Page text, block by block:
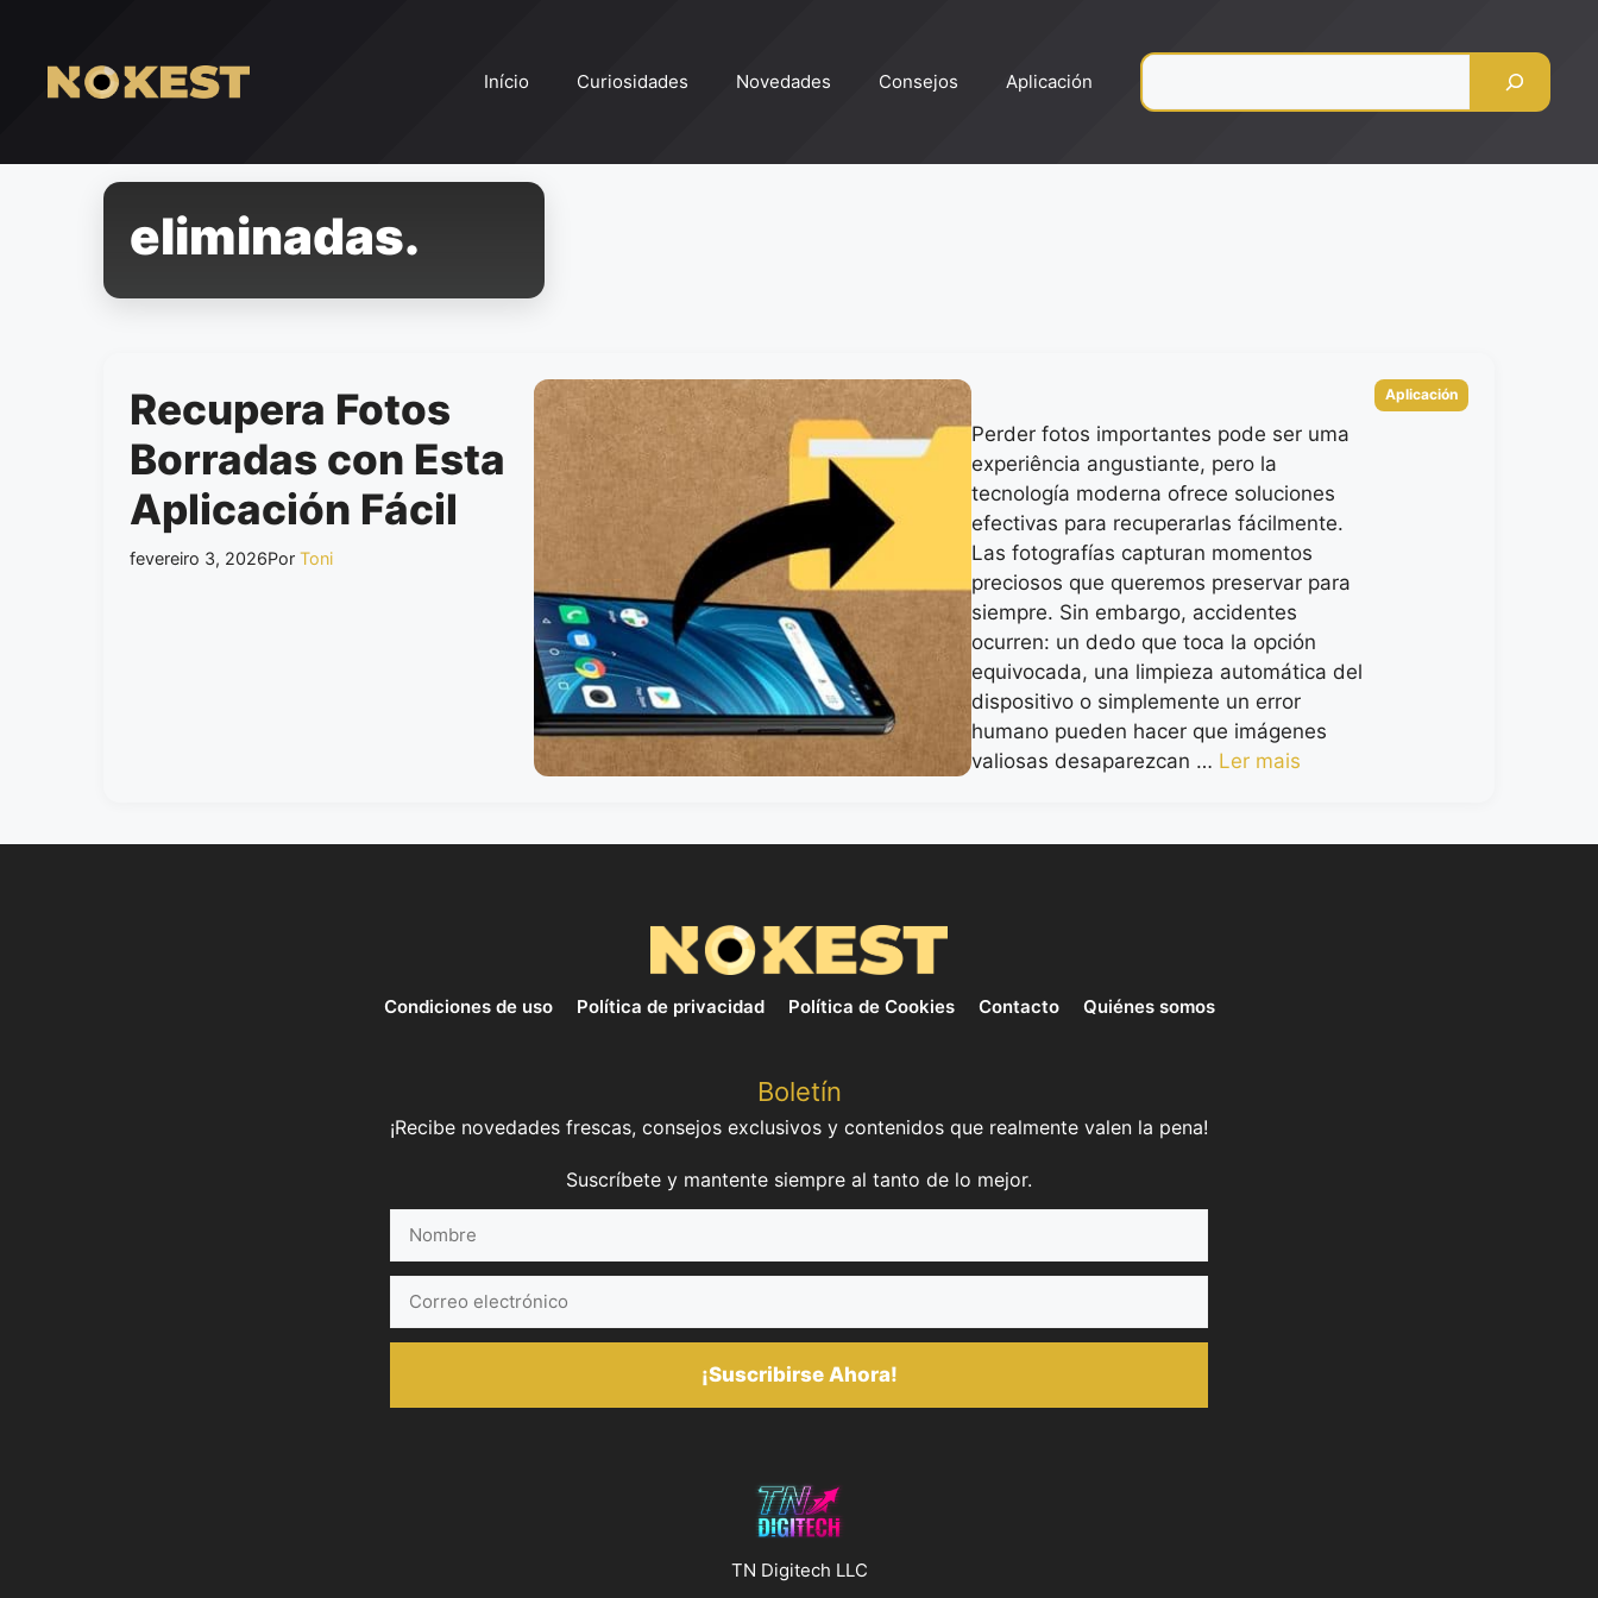
conteúdo
Início Curiosidades Novedades Consejos Aplicación
eliminadas.
Recupera Fotos
Borradas con Esta
Aplicación Fácil
fevereiro 3, 2026Por Toni
Perder fotos importantes pode ser uma
experiência angustiante, pero la
tecnología moderna ofrece soluciones
efectivas para recuperarlas fácilmente.
Las fotografías capturan momentos
preciosos que queremos preservar para
siempre. Sin embargo, accidentes
ocurren: un dedo que toca la opción
equivocada, una limpieza automática del
dispositivo o simplemente un error
humano pueden hacer que imágenes
valiosas desaparezcan … Ler mais
Categorias
Aplicación
Condiciones de uso Política de privacidad Política de Cookies Contacto Quiénes somos
Boletín
¡Recibe novedades frescas, consejos exclusivos y contenidos que realmente valen la pena!
Suscríbete y mantente siempre al tanto de lo mejor.
electrónico
¡Suscribirse Ahora!
TN Digitech LLC